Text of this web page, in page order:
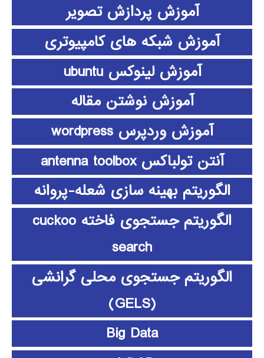
آموزش پردازش تصویر
آموزش شبکه های کامپیوتری
آموزش لینوکس ubuntu
آموزش نوشتن مقاله
آموزش وردپرس wordpress
آنتن تولباکس antenna toolbox
الگوریتم بهینه سازی شعله-پروانه
الگوریتم جستجوی فاخته cuckoo
search
الگوریتم جستجوی محلی گرانشی
(GELS)
Big Data